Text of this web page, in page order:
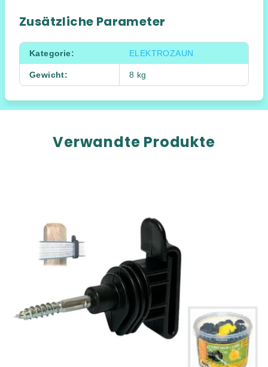
Zusätzliche Parameter
Kategorie: ELEKTROZAUN
Gewicht: 8 kg
Verwandte Produkte